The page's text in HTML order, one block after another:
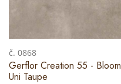
č. 0868
Gerflor Creation 55 - Bloom
Uni Taupe